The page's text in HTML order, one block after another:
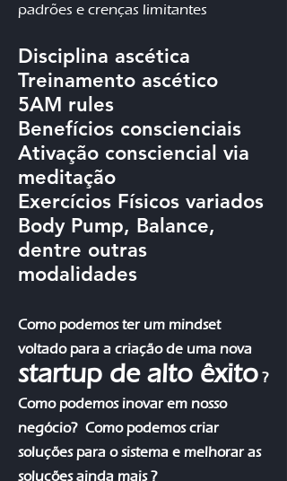
padrões e crenças limitantes
Disciplina ascética
Treinamento ascético
5AM rules
Benefícios conscienciais
Ativação consciencial via
meditação
Exercícios Físicos variados
Body Pump, Balance,
dentre outras
modalidades
Como podemos ter um mindset
voltado para a criação de uma nova
startup de alto êxito ?
Como podemos inovar em nosso
negócio? Como podemos criar
soluções para o sistema e melhorar as
soluções ainda mais ?